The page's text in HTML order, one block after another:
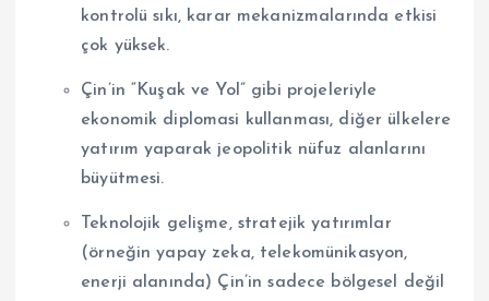
kontrolü sıkı, karar mekanizmalarında etkisi
çok yüksek.
Çin’in “Kuşak ve Yol” gibi projeleriyle
ekonomik diplomasi kullanması, diğer ülkelere
yatırım yaparak jeopolitik nüfuz alanlarını
büyütmesi.
Teknolojik gelişme, stratejik yatırımlar
(örneğin yapay zeka, telekomünikasyon,
enerji alanında) Çin’in sadece bölgesel değil